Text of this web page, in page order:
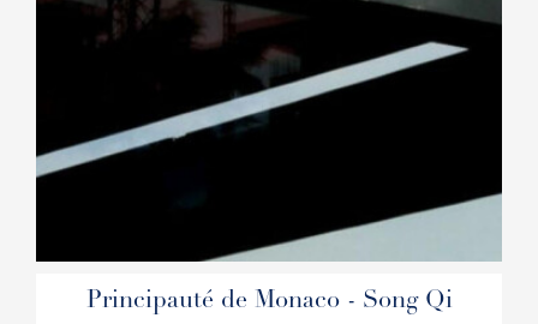
Principauté de Monaco - Song Qi